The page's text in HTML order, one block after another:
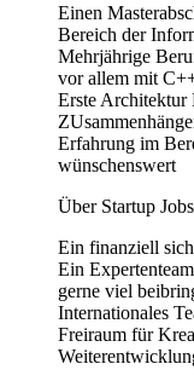
Einen
Bereich der
Mehrjährige
vor allem mit
Erste Architektur
Erfahrung im
wünschenswert
Über Startup Jobs
Ein finanziell
Ein
gerne viel
Internationales
Freiraum für